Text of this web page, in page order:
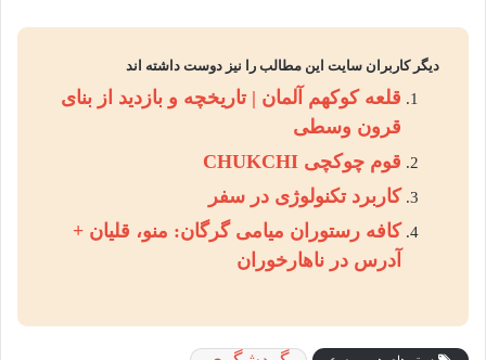
دیگر کاربران سایت این مطالب را نیز دوست داشته اند
قلعه کوکهم آلمان | تاریخچه و بازدید از بنای
قرون وسطی
قوم چوکچی CHUKCHI
کاربرد تکنولوژی در سفر
کافه رستوران میامی گرگان: منو، قلیان +
آدرس در ناهارخوران